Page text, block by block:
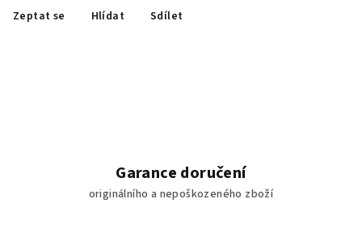
Zeptat se Hlídat Sdílet
Garance doručení
originálního a nepoškozeného zboží